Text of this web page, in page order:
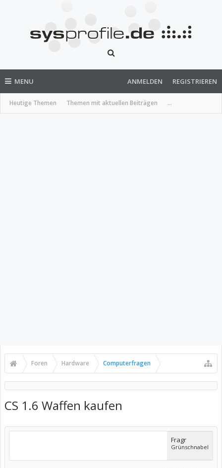
MENU
Heutige Themen Themen mit aktuellen Beiträgen ...
ANMELDEN REGISTRIEREN
Foren Hardware Computerfragen
CS 1.6 Waffen kaufen
Fragr
Grünschnabel